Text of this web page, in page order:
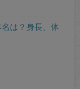
は？身長、体